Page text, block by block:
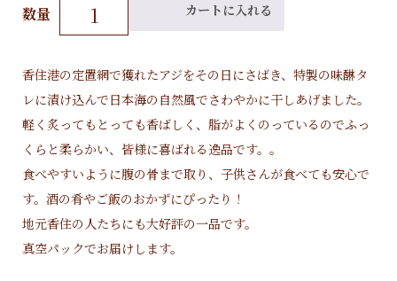
数量
み
ん
干
し
(
約
2
0
カートに入れる
香住港の定置網で獲れたアジをその日にさばき、特製の味醂タ
レに漬け込んで日本海の自然風でさわやかに干しあげました。
軽く炙ってもとっても香ばしく、脂がよくのっているのでふっ
くらと柔らかい、皆様に喜ばれる逸品です。。
食べやすいように腹の骨まで取り、子供さんが食べても安心で
す。酒の肴やご飯のおかずにぴったり！
地元香住の人たちにも大好評の一品です。
真空パックでお届けします。